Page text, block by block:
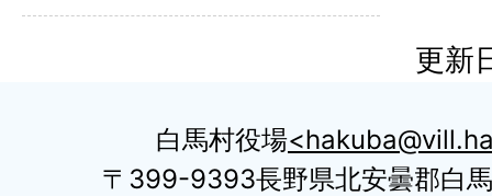
更新
白馬村役場
〒399-9393長野県北安曇郡白